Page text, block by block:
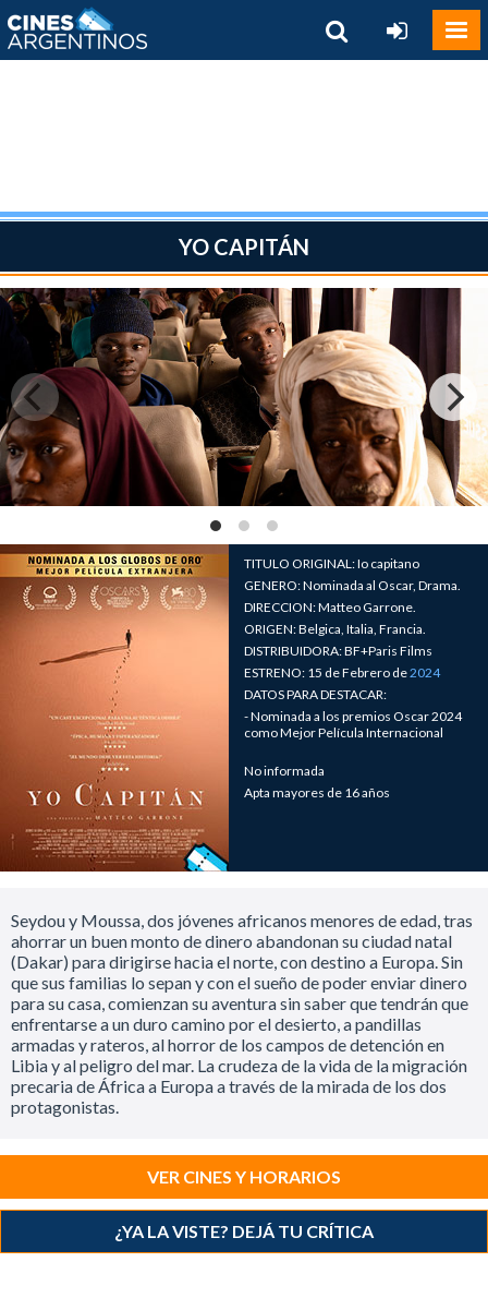
YO CAPITÁN
TITULO ORIGINAL: Io capitano
GENERO: Nominada al Oscar, Drama.
DIRECCION: Matteo Garrone.
ORIGEN: Belgica, Italia, Francia.
DISTRIBUIDORA: BF+Paris Films
ESTRENO: 15 de Febrero de2024
DATOS PARA DESTACAR:
- Nominada a los premios Oscar 2024
como Mejor Película Internacional
No informada
Apta mayores de 16 años
Seydou y Moussa, dos jóvenes africanos menores de edad, tras
ahorrar un buen monto de dinero abandonan su ciudad natal
(Dakar) para dirigirse hacia el norte, con destino a Europa. Sin
que sus familias lo sepan y con el sueño de poder enviar dinero
para su casa, comienzan su aventura sin saber que tendrán que
enfrentarse a un duro camino por el desierto, a pandillas
armadas y rateros, al horror de los campos de detención en
Libia y al peligro del mar. La crudeza de la vida de la migración
precaria de África a Europa a través de la mirada de los dos
protagonistas.
VER CINES Y HORARIOS
¿YA LA VISTE? DEJÁ TU CRÍTICA